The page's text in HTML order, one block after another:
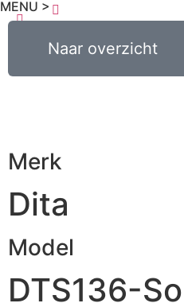
MENU >
Naar overzicht
0,00
Merk
Dita
Model
DTS136-